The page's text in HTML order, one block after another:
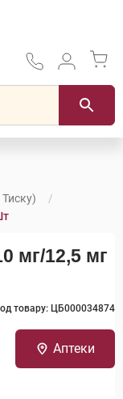
Тиску)
мг/12,5 мг
товару: ЦБ000034874
Аптеки